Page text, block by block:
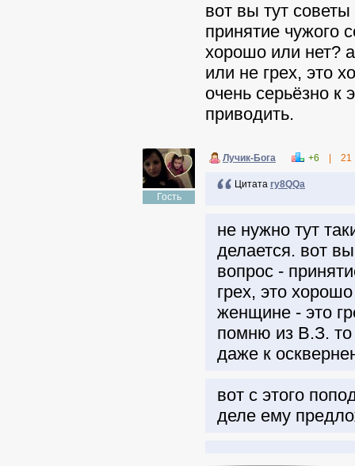
вот вы тут
принятие чужого
хорошо или нет?
или не грех, это
очень серьёзно к
приводить.
Гость
Лучик-Бога +6 21
Цитата ry8QQa
не нужно тут
делается. вот
вопрос -
грех, это
женщине - это
помню из В.З. то
даже к
вот с этого
деле ему